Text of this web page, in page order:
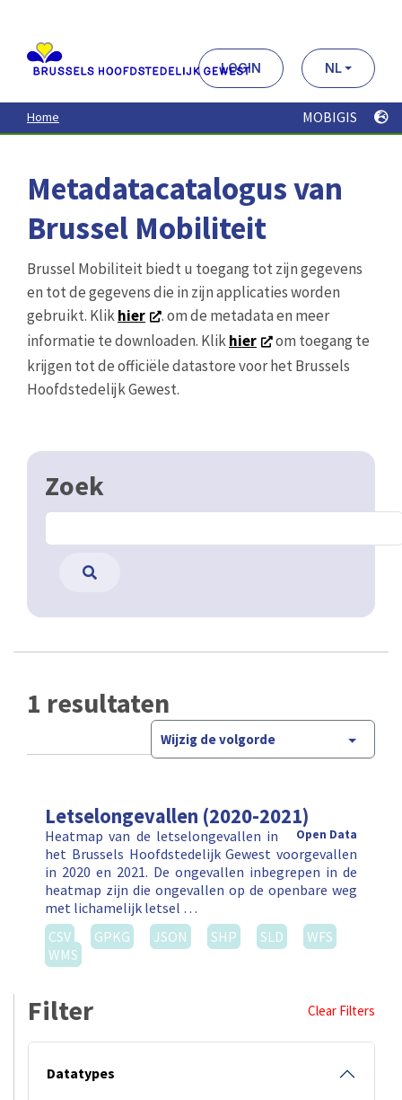
contenu
principal
LOGIN NL
Home MOBIGIS
Metadatacatalogus van
Brussel Mobiliteit
Brussel Mobiliteit biedt u toegang tot zijn gegevens
en tot de gegevens die in zijn applicaties worden
gebruikt. Klikhier
. om de metadata en meer
informatie te downloaden. Klikhier
om toegang te
krijgen tot de officiële datastore voor het Brussels
Hoofdstedelijk Gewest.
Zoek
1 resultaten
Wijzig de volgorde
Letselongevallen (2020-2021)
Open Data
Heatmap van de letselongevallen in
het Brussels Hoofdstedelijk Gewest voorgevallen
in 2020 en 2021. De ongevallen inbegrepen in de
heatmap zijn die ongevallen op de openbare weg
met lichamelijk letsel …
CSV
GPKG JSON SHP SLD
WFS
WMS
Filter Clear Filters
Datatypes